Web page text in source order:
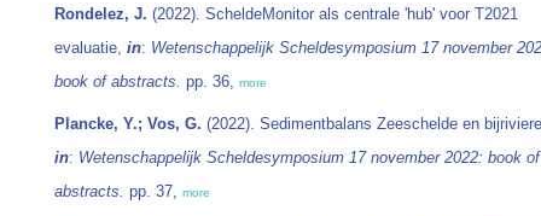
Rondelez, J. (2022). ScheldeMonitor als centrale 'hub' voor T2021
evaluatie, in: Wetenschappelijk Scheldesymposium 17 november
book of abstracts. pp. 36, more
Plancke, Y.; Vos, G. (2022). Sedimentbalans Zeeschelde en
in: Wetenschappelijk Scheldesymposium 17 november 2022: book of
abstracts. pp. 37, more